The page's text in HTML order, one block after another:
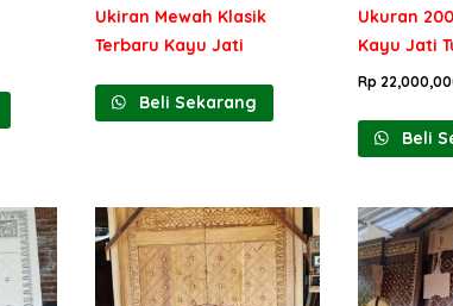
Ukiran Mewah Klasik
Terbaru Kayu Jati
Beli Sekarang
Ukuran
Kayu Jati
Rp
Beli